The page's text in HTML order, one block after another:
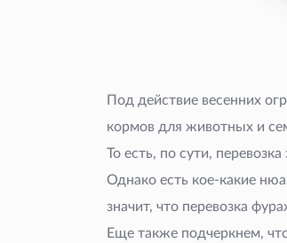
Под действие весенних
кормов для животных и
То есть, по сути,
Однако есть кое-какие
значит, что перевозка
Еще также подчеркнем,